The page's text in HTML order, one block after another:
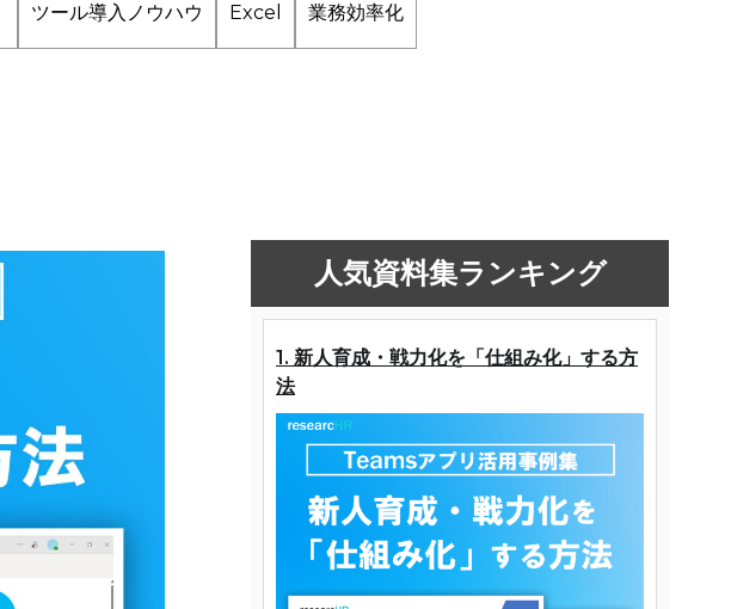
ツール導入ノウハウ Excel 業務効率化
人気資料集ランキング
1. 新人育成・戦力化を「仕組み化」する方
法